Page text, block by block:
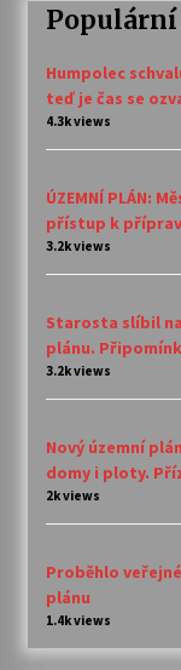
Humpolec
teď je čas se
4.3k views
ÚZEMNÍ PLÁN:
přístup k
3.2k views
Starosta slíbil
plánu.
3.2k views
Nový územní
domy i ploty.
2k views
Proběhlo
plánu
1.4k views